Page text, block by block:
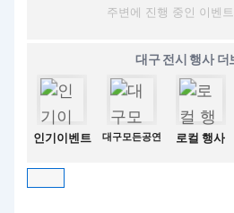
주변에 진행 중인 이벤
대구 전시 행사 더
인기이벤트 대구모든공연 로컬 행사